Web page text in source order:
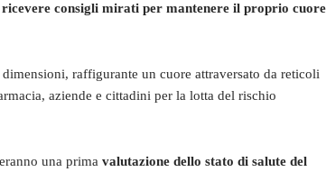
consigli mirati per mantenere il proprio cuore
raffigurante un cuore attraversato da reticoli
aziende e cittadini per la lotta del rischio
una prima valutazione dello stato di salute del